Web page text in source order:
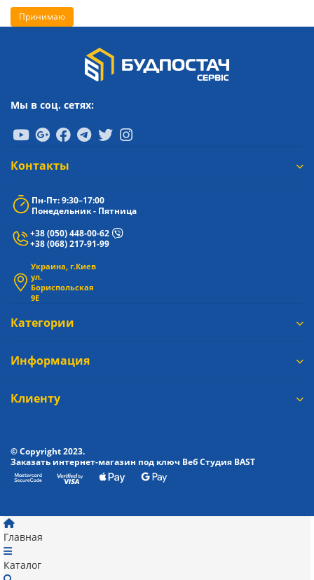
Принимаю
Мы в соц. сетях:
Контакты
Пн-Пт: 9:30–17:00
Понедельник - Пятница
+38 (050) 448-00-62
+38 (068) 217-91-99
Украина, г.Киев
ул.
Бориспольская
9Е
Категории
Информация
Клиенту
© Copyright 2023.
Заказать интернет-магазин под ключ Веб Студия BAST
Главная
Каталог